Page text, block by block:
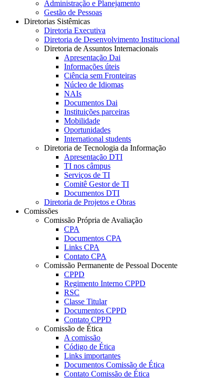
Administração e Planejamento
Gestão de Pessoas
Diretorias Sistêmicas
Diretoria Executiva
Diretoria de Desenvolvimento Institucional
Diretoria de Assuntos Internacionais
Apresentação Dai
Informações úteis
Ciência sem Fronteiras
Núcleo de Idiomas
NAIs
Documentos Dai
Instituições parceiras
Mobilidade
Oportunidades
International students
Diretoria de Tecnologia da Informação
Apresentação DTI
TI nos câmpus
Serviços de TI
Comitê Gestor de TI
Documentos DTI
Diretoria de Projetos e Obras
Comissões
Comissão Própria de Avaliação
CPA
Documentos CPA
Links CPA
Contato CPA
Comissão Permanente de Pessoal Docente
CPPD
Regimento Interno CPPD
RSC
Classe Titular
Documentos CPPD
Contato CPPD
Comissão de Ética
A comissão
Código de Ética
Links importantes
Documentos Comissão de Ética
Contato Comissão de Ética